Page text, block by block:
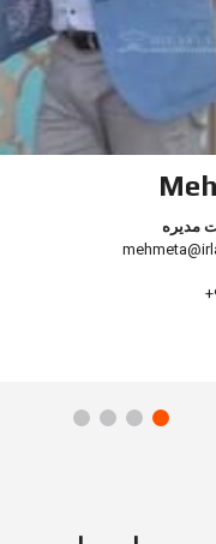
مدیره